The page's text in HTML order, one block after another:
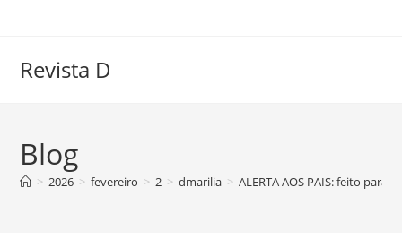
conteúdo
Revista D
Blog
> 2026 > fevereiro > 2 > dmarilia > ALERTA AOS PAIS: feito